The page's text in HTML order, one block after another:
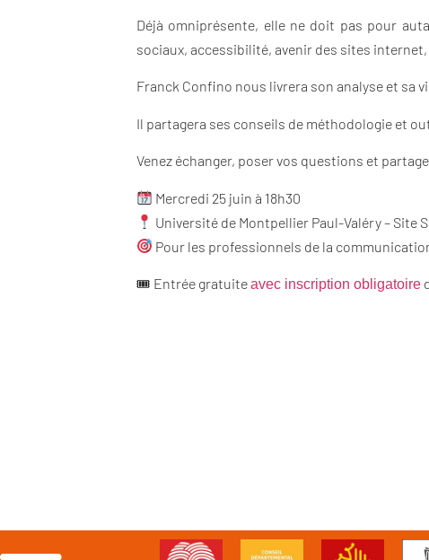
Déjà omniprésente, elle ne doit pas pour
sociaux, accessibilité, avenir des sites
Franck Confino nous livrera son analyse et sa
Il partagera ses conseils de méthodologie et
Venez échanger, poser vos questions et
Mercredi 25 juin à 18h30
Université de Montpellier Paul-Valéry – Site
Pour les professionnels de la
🎟 Entrée gratuiteavec inscription obligatoire